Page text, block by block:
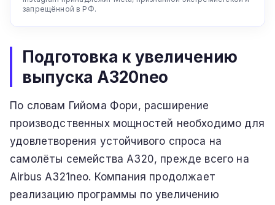
запрещённой в РФ.
Подготовка к увеличению
выпуска A320neo
По словам Гийома Фори, расширение
производственных мощностей необходимо для
удовлетворения устойчивого спроса на
самолёты семейства A320, прежде всего на
Airbus A321neo. Компания продолжает
реализацию программы по увеличению